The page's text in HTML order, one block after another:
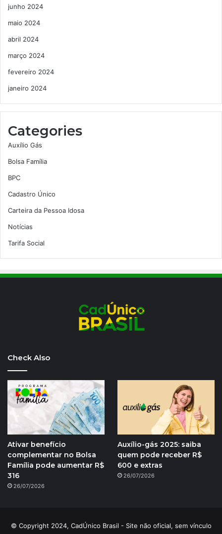
junho 2024
maio 2024
abril 2024
março 2024
fevereiro 2024
janeiro 2024
Categories
Auxílio Gás
Bolsa Família
BPC
Cadastro Único
Carteira da Pessoa Idosa
Notícias
Tarifa Social
Check Also
Ativar benefício
complementar no Bolsa
Família pode aumentar R$
316
26/07/2026
Auxílio-gás 2025: saiba
quem pode receber R$
600 e extras
26/07/2026
© Copyright 2024, CadÚnico Brasil - Site não oficial, sem vínculo